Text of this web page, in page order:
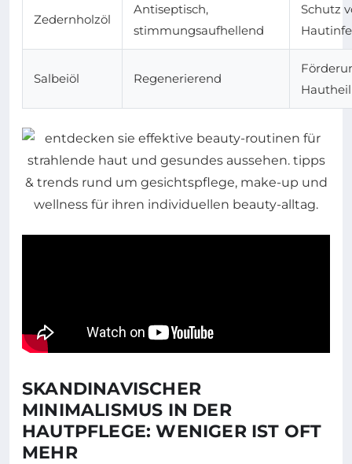
Zedernholzöl
Antiseptisch,
stimmungsaufhellend
Schutz
Salbeiöl Regenerierend
SKANDINAVISCHER
MINIMALISMUS IN DER
HAUTPFLEGE: WENIGER IST OFT
MEHR